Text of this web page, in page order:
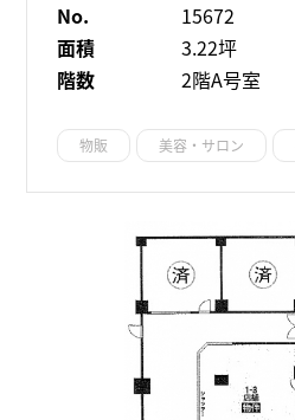
No.
15672
面積
3.22坪
階数
2階A号室
物販 美容・サロン